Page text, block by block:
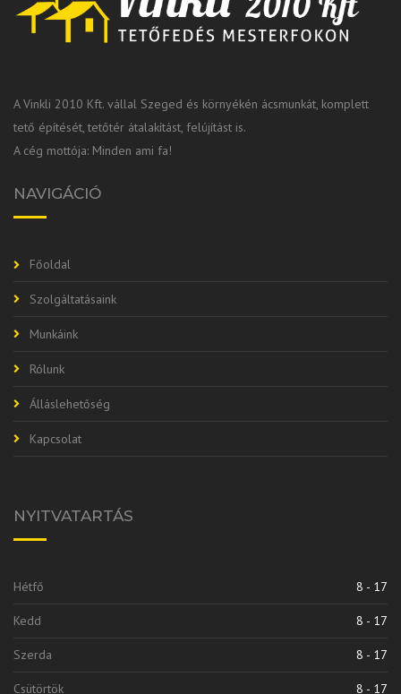
A Vinkli 2010 Kft. vállal Szeged és környékén ácsmunkát, komplett
tető építését, tetőtér átalakítást, felújítást is.
A cég mottója: Minden ami fa!
NAVIGÁCIÓ
Főoldal
Szolgáltatásaink
Munkáink
Rólunk
Álláslehetőség
Kapcsolat
NYITVATARTÁS
Hétfő 8 - 17
Kedd 8 - 17
Szerda 8 - 17
Csütörtök 8 - 17